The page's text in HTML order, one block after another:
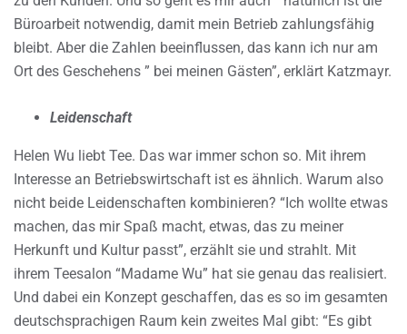
Büroarbeit notwendig, damit mein Betrieb zahlungsfähig
bleibt. Aber die Zahlen beeinflussen, das kann ich nur am
Ort des Geschehens ” bei meinen Gästen”, erklärt Katzmayr.
Leidenschaft
Helen Wu liebt Tee. Das war immer schon so. Mit ihrem
Interesse an Betriebswirtschaft ist es ähnlich. Warum also
nicht beide Leidenschaften kombinieren? “Ich wollte etwas
machen, das mir Spaß macht, etwas, das zu meiner
Herkunft und Kultur passt”, erzählt sie und strahlt. Mit
ihrem Teesalon “Madame Wu” hat sie genau das realisiert.
Und dabei ein Konzept geschaffen, das es so im gesamten
deutschsprachigen Raum kein zweites Mal gibt: “Es gibt